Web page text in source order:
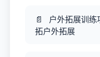
户外拓展训练
拓户外拓展